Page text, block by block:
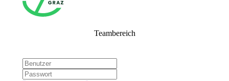
Teambereich